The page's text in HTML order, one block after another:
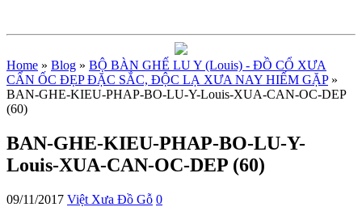
Home » Blog » BỘ BÀN GHẾ LU Y (Louis) - ĐỒ CỔ XƯA
CẨN ỐC ĐẸP ĐẶC SẮC, ĐỘC LẠ XƯA NAY HIẾM GẶP»
BAN-GHE-KIEU-PHAP-BO-LU-Y-Louis-XUA-CAN-OC-DEP
(60)
BAN-GHE-KIEU-PHAP-BO-LU-Y-
Louis-XUA-CAN-OC-DEP (60)
09/11/2017 Việt Xưa Đồ Gỗ 0